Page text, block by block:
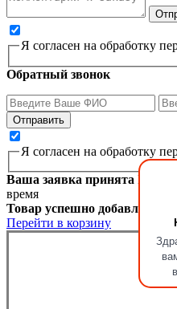
Я согласен на обработку
Обратный звонок
Я согласен на обработку
Ваша заявка принята Мы
время
Товар успешно добавлен в
Перейти в корзину